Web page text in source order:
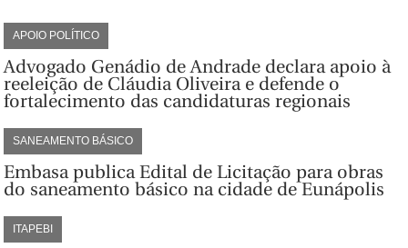
APOIO POLÍTICO
Advogado Genádio de Andrade declara apoio à
reeleição de Cláudia Oliveira e defende o
fortalecimento das candidaturas regionais
SANEAMENTO BÁSICO
Embasa publica Edital de Licitação para obras
do saneamento básico na cidade de Eunápolis
ITAPEBI